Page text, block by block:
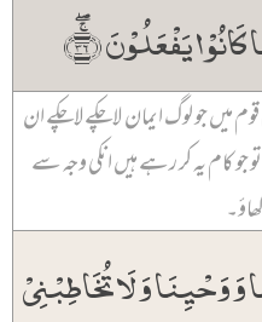
یَفۡعَلُوۡنَ ﴿ۚۖ۳۶﴾
میں جو لوگ ایمان لاچکے لاچکے ان
جو کام یہ کر رہے ہیں انکی وجہ سے
وَحۡیِنَا وَ لَا تُخَاطِبۡنِیۡ